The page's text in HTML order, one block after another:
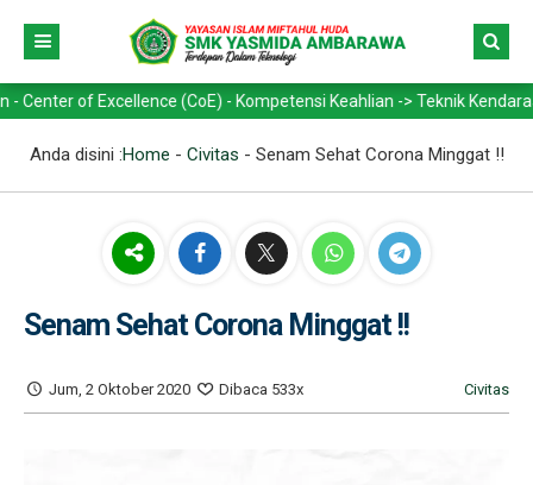
of Excellence (CoE) - Kompetensi Keahlian -> Teknik
Anda disini :Home - Civitas - Senam Sehat Corona Minggat !!
Senam Sehat Corona Minggat !!
Jum, 2 Oktober 2020 Dibaca 533x Civitas